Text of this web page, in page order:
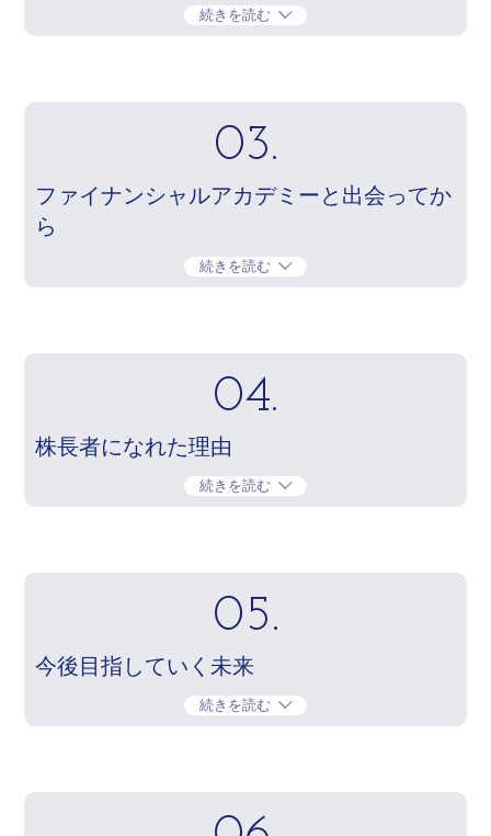
続きを読む
03.
ファイナンシャルアカデミーと出会ってか
ら
続きを読む
04.
株長者になれた理由
続きを読む
05.
今後目指していく未来
続きを読む